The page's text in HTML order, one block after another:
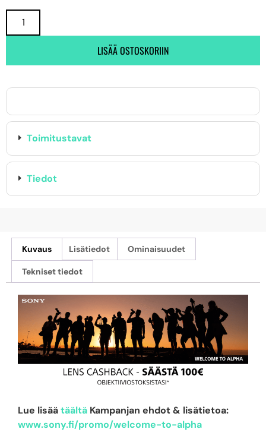
LISÄÄ OSTOSKORIIN
Toimitustavat
Tiedot
Kuvaus Lisätiedot Ominaisuudet
Tekniset tiedot
Lue lisäätäältä Kampanjan ehdot & lisätietoa:
www.sony.fi/promo/welcome-to-alpha